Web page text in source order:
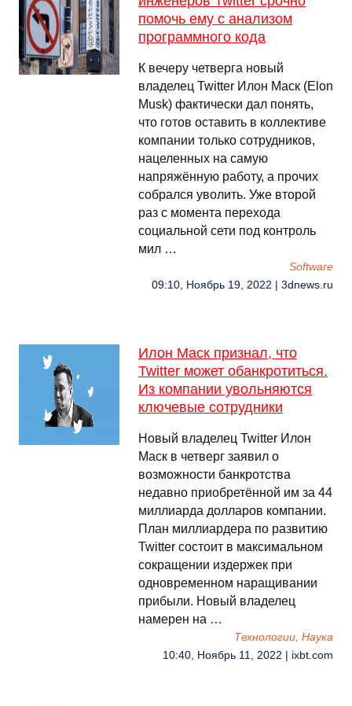
помочь ему с анализом
программного кода
К вечеру четверга новый
владелец Twitter Илон Маск (Elon
Musk) фактически дал понять,
что готов оставить в коллективе
компании только сотрудников,
нацеленных на самую
напряжённую работу, а прочих
собрался уволить. Уже второй
раз с момента перехода
социальной сети под контроль
мил …
Software
09:10, Ноябрь 19, 2022 | 3dnews.ru
Илон Маск признал, что
Twitter может обанкротиться.
Из компании увольняются
ключевые сотрудники
Новый владелец Twitter Илон
Маск в четверг заявил о
возможности банкротства
недавно приобретённой им за 44
миллиарда долларов компании.
План миллиардера по развитию
Twitter состоит в максимальном
сокращении издержек при
одновременном наращивании
прибыли. Новый владелец
намерен на …
Технологии, Наука
10:40, Ноябрь 11, 2022 | ixbt.com